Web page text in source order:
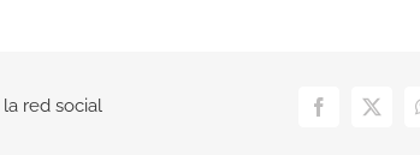
red social Facebook
X